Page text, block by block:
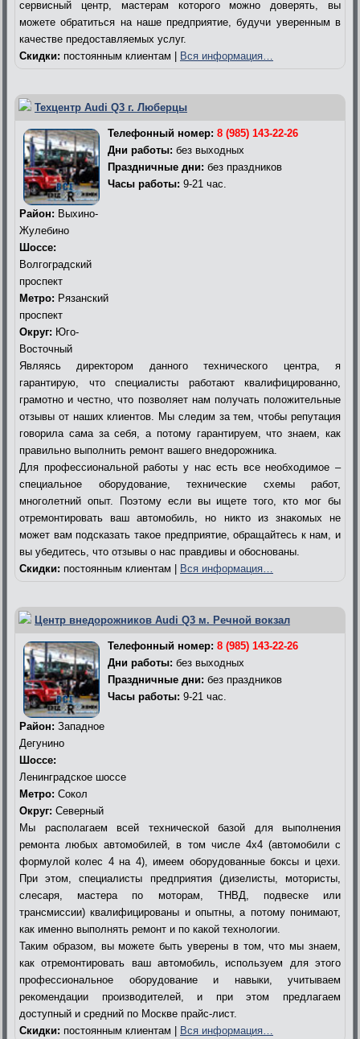
сервисный центр, мастерам которого можно доверять, вы
можете обратиться на наше предприятие, будучи уверенным в
качестве предоставляемых услуг.
Скидки: постоянным клиентам | Вся информация…
Техцентр Audi Q3 г. Люберцы
Телефонный номер: 8 (985) 143-22-26
Дни работы: без выходных
Праздничные дни: без праздников
Часы работы: 9-21 час.
Район: Выхино-
Жулебино
Шоссе:
Волгоградский
проспект
Метро: Рязанский
проспект
Округ: Юго-
Восточный
Являясь директором данного технического центра, я
гарантирую, что специалисты работают квалифицированно,
грамотно и честно, что позволяет нам получать положительные
отзывы от наших клиентов. Мы следим за тем, чтобы репутация
говорила сама за себя, а потому гарантируем, что знаем, как
правильно выполнить ремонт вашего внедорожника.
Для профессиональной работы у нас есть все необходимое –
специальное оборудование, технические схемы работ,
многолетний опыт. Поэтому если вы ищете того, кто мог бы
отремонтировать ваш автомобиль, но никто из знакомых не
может вам подсказать такое предприятие, обращайтесь к нам, и
вы убедитесь, что отзывы о нас правдивы и обоснованы.
Скидки: постоянным клиентам | Вся информация…
Центр внедорожников Audi Q3 м. Речной вокзал
Телефонный номер: 8 (985) 143-22-26
Дни работы: без выходных
Праздничные дни: без праздников
Часы работы: 9-21 час.
Район: Западное
Дегунино
Шоссе:
Ленинградское шоссе
Метро: Сокол
Округ: Северный
Мы располагаем всей технической базой для выполнения
ремонта любых автомобилей, в том числе 4х4 (автомобили с
формулой колес 4 на 4), имеем оборудованные боксы и цехи.
При этом, специалисты предприятия (дизелисты, мотористы,
слесаря, мастера по моторам, ТНВД, подвеске или
трансмиссии) квалифицированы и опытны, а потому понимают,
как именно выполнять ремонт и по какой технологии.
Таким образом, вы можете быть уверены в том, что мы знаем,
как отремонтировать ваш автомобиль, используем для этого
профессиональное оборудование и навыки, учитываем
рекомендации производителей, и при этом предлагаем
доступный и средний по Москве прайс-лист.
Скидки: постоянным клиентам | Вся информация…